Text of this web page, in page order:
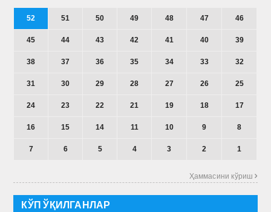
52 51 50 49 48 47 46
45 44 43 42 41 40 39
38 37 36 35 34 33 32
31 30 29 28 27 26 25
24 23 22 21 19 18 17
16 15 14 11 10 9 8
7 6 5 4 3 2 1
Ҳаммасини кўриш 
КЎП ЎҚИЛГАНЛАР